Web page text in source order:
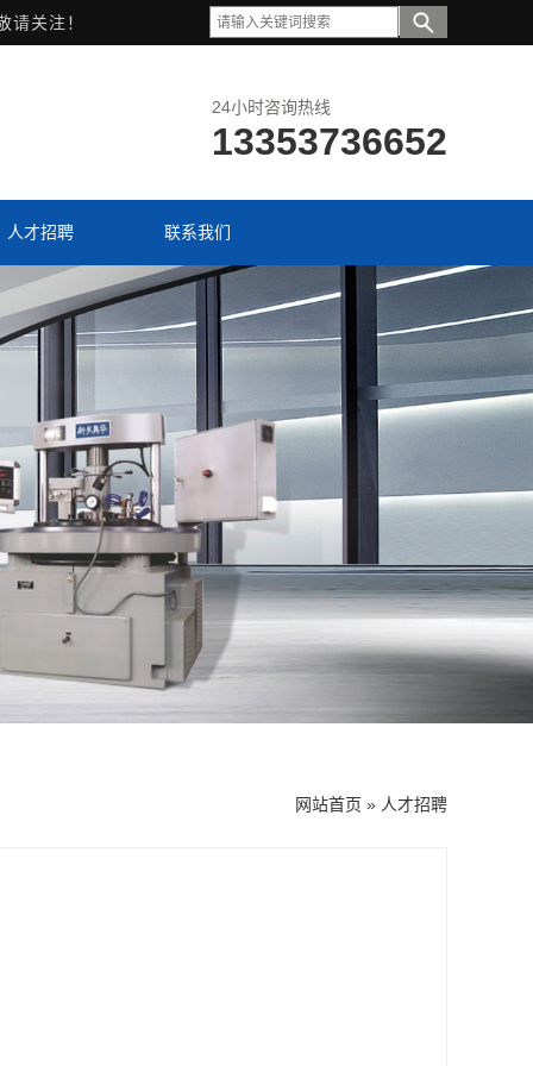
请关注！
24小时咨询热线
13353736652
人才招聘 联系我们
网站首页 » 人才招聘